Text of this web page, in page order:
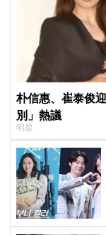
朴信惠、崔泰俊
別」熱議
明星